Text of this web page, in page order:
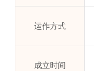
运作方式
成立时间